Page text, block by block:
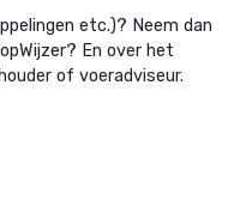
etc.)? Neem dan
En over het
of voeradviseur.